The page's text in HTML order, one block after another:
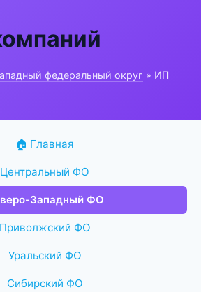
федеральный округ » ИП
🏠 Главная
Центральный ФО
Западный ФО
Приволжский ФО
Уральский ФО
Сибирский ФО